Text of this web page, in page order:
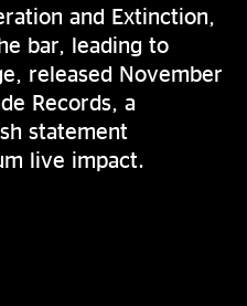
and Extinction,
bar, leading to
released November
Records, a
statement
live impact.